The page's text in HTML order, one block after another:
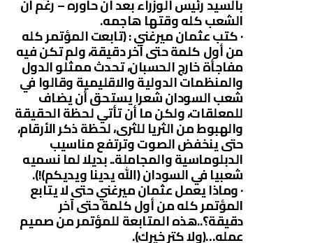
بالسيد رئيس الوزراء بعد ان حاوره – رغم ان
الشعب كله وقتها هاجمه.
· كتب عثمان ميرغني : (تابعت المؤتمر كله
من أول كلمة حتى آخر دقيقة، ولم تكن فيه
مفاجأة خارج الحسبان، تحدث ممثلو الدول
والمنظمات الدولية والاقليمية وقالوا في
شعب السودان شعرا يستحق أن يضاف
للمعلقات، ولكن ما أن تأتي لحظة الحقيقة
والهبوط من الثريا للثرى، لحظة ذكر الأرقام،
حتى ينخفض الصوت وترتفع مناسيب
الدبلوماسية والمجاملة.. بديلا لما نسميه
شعبيا في السودان (الله يدينا ويديكم)!).
· وماذا يعمل عثمان ميرغني حتى لا يتابع
المؤتمر كله من أول كلمة حتى آخر
دقيقة؟..هذه المتابعة للمؤتمر من صميم
عمله…(ولا كتر خيرك).